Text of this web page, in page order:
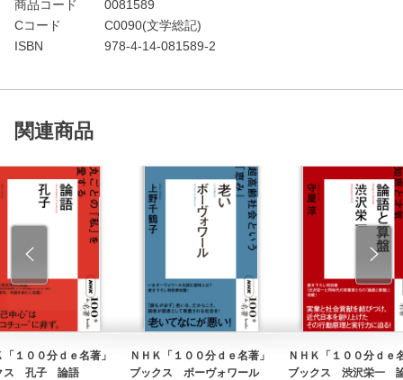
商品コード
0081589
Cコード
C0090(文学総記)
ISBN
978-4-14-081589-2
関連商品
１００分ｄｅ名著」
ス 孔子 論語
ＮＨＫ「１００分ｄｅ名著」
ブックス ボーヴォワール
ＮＨＫ「１００分ｄｅ
ブックス 渋沢栄一